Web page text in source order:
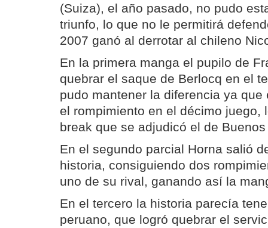
(Suiza), el año pasado, no pudo
triunfo, lo que no le permitirá
2007 ganó al derrotar al chileno
En la primera manga el pupilo de
quebrar el saque de Berlocq en el
pudo mantener la diferencia ya
el rompimiento en el décimo juego,
break que se adjudicó el de
En el segundo parcial Horna salió
historia, consiguiendo dos
uno de su rival, ganando así la
En el tercero la historia parecía
peruano, que logró quebrar el